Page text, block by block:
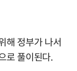
해 정부가 나서
로 풀이된다.